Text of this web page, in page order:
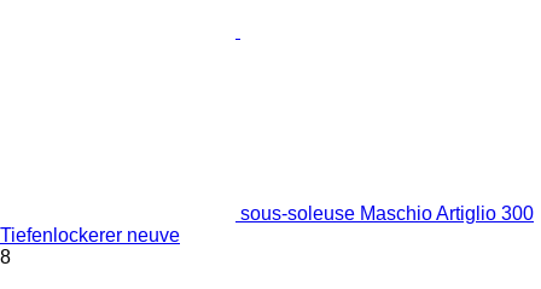
sous-soleuse Maschio Artiglio 300
Tiefenlockerer neuve
8